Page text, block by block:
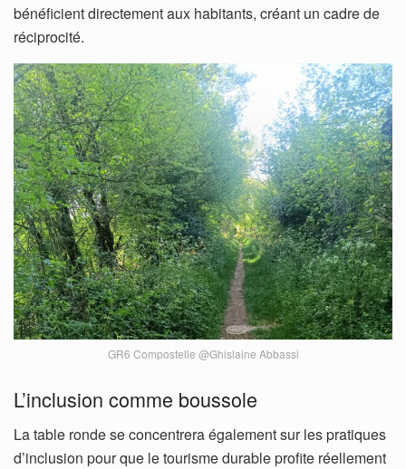
bénéficient directement aux habitants, créant un cadre de
réciprocité.
GR6 Compostelle @Ghislaine Abbassi
L’inclusion comme boussole
La table ronde se concentrera également sur les pratiques
d’inclusion pour que le tourisme durable profite réellement